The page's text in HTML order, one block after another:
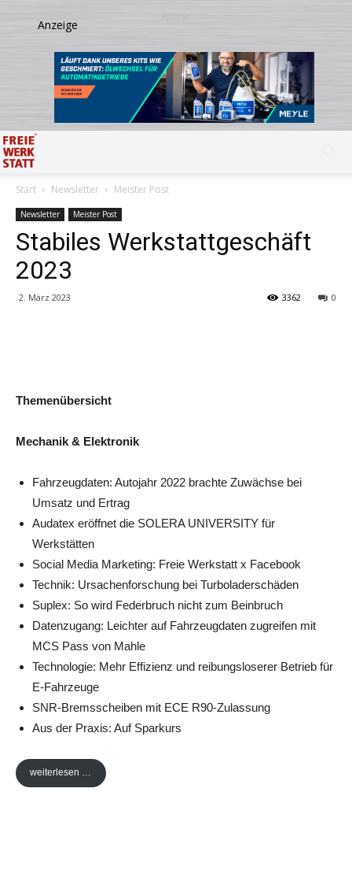
Start Newsletter Meister Post
Newsletter Meister Post
Stabiles Werkstattgeschäft
2023
2. März 2023 0
3362
Themenübersicht
Mechanik & Elektronik
Fahrzeugdaten: Autojahr 2022 brachte Zuwächse bei
Umsatz und Ertrag
Audatex eröffnet die SOLERA UNIVERSITY für
Werkstätten
Social Media Marketing: Freie Werkstatt x Facebook
Technik: Ursachenforschung bei Turboladerschäden
Suplex: So wird Federbruch nicht zum Beinbruch
Datenzugang: Leichter auf Fahrzeugdaten zugreifen mit
MCS Pass von Mahle
Technologie: Mehr Effizienz und reibungsloserer Betrieb für
E-Fahrzeuge
SNR-Bremsscheiben mit ECE R90-Zulassung
Aus der Praxis: Auf Sparkurs
weiterlesen …